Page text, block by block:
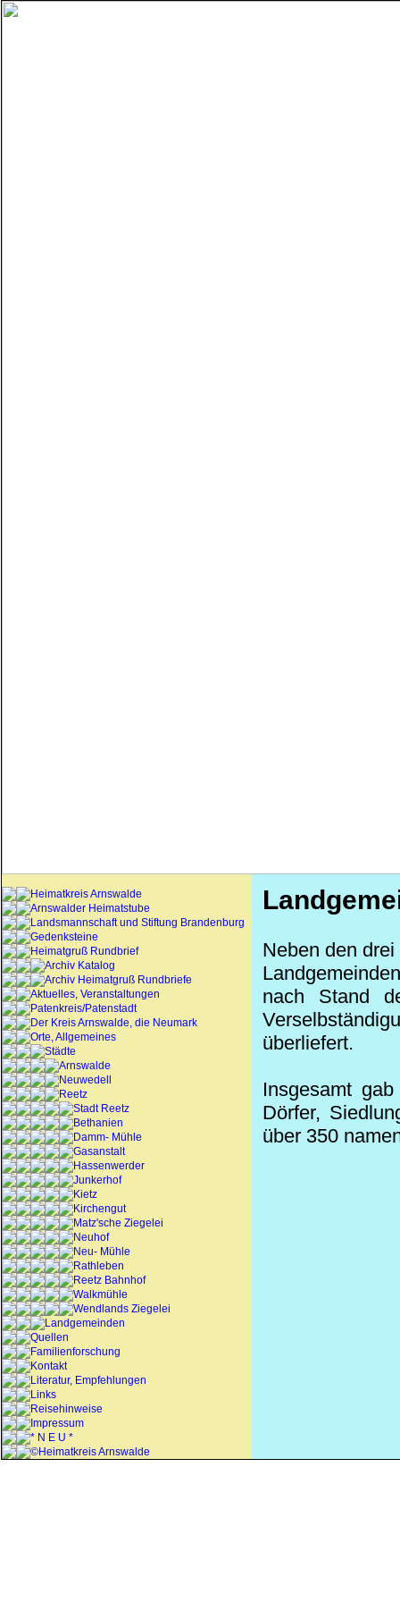
Heimatkreis Arnswalde
Arnswalder Heimatstube
Landsmannschaft und Stiftung Brandenburg
Gedenksteine
Heimatgruß Rundbrief
Archiv Katalog
Archiv Heimatgruß Rundbriefe
Aktuelles, Veranstaltungen
Patenkreis/Patenstadt
Der Kreis Arnswalde, die Neumark
Orte, Allgemeines
Städte
Arnswalde
Neuwedell
Reetz
Stadt Reetz
Bethanien
Damm- Mühle
Gasanstalt
Hassenwerder
Junkerhof
Kietz
Kirchengut
Matz'sche Ziegelei
Neuhof
Neu- Mühle
Rathleben
Reetz Bahnhof
Walkmühle
Wendlands Ziegelei
Landgemeinden
Quellen
Familienforschung
Kontakt
Literatur, Empfehlungen
Links
Reisehinweise
Impressum
* N E U *
©Heimatkreis Arnswalde
Neben den
nach Stand
überliefert.
Insgesamt
Dörfer,
über 350